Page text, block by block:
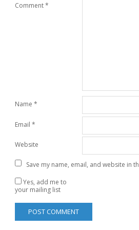
Comment*
Name *
Email *
Website
Save my name, email, and website in
Yes, add me to
your mailing list